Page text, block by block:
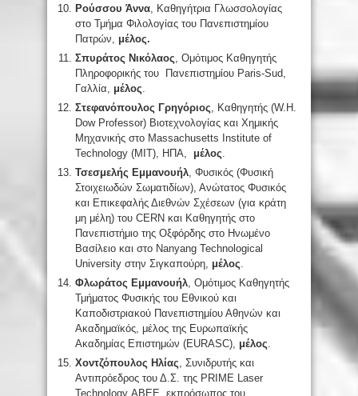
Ρούσσου Άννα , Καθηγήτρια Γλωσσολογίας
στο Τμήμα Φιλολογίας του Πανεπιστημίου
Πατρών, μέλος.
Σπυράτος Νικόλαος , Ομότιμος Καθηγητής
Πληροφορικής του Πανεπιστημίου Paris-Sud,
Γαλλία, μέλος
Στεφανόπουλος Γρηγόριος , Καθηγητής (W.H.
Dow Professor) Βιοτεχνολογίας και Χημικής
Μηχανικής στο Massachusetts Institute of
Technology (MIT), ΗΠΑ, μέλος
Τσεσμελής Εμμανουήλ , Φυσικός (Φυσική
Στοιχειωδών Σωματιδίων), Ανώτατος Φυσικός
και Επικεφαλής Διεθνών Σχέσεων (για κράτη
μη μέλη) του CERN και Καθηγητής στο
Πανεπιστήμιο της Οξφόρδης στο Ηνωμένο
Βασίλειο και στο Nanyang Technological
University στην Σιγκαπούρη, μέλος
Φλωράτος Εμμανουήλ , Ομότιμος Καθηγητής
Τμήματος Φυσικής του Εθνικού και
Καποδιστριακού Πανεπιστημίου Αθηνών και
Ακαδημαϊκός, μέλος της Ευρωπαϊκής
Ακαδημίας Επιστημών (EURASC), μέλος
Χοντζόπουλος Ηλίας , Συνιδρυτής και
Αντιπρόεδρος του Δ.Σ. της PRIME Laser
Technology ΑΒΕΕ, εκπρόσωπος του